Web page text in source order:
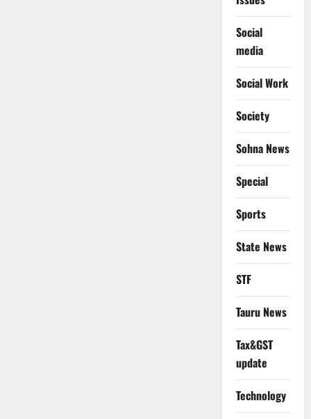
Social
media
Social Work
Society
Sohna News
Special
Sports
State News
STF
Tauru News
Tax&GST
update
Technology